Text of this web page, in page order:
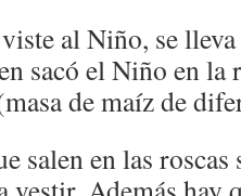
al Niño, se
sacó el Niño en la
de maíz de
salen en las roscas